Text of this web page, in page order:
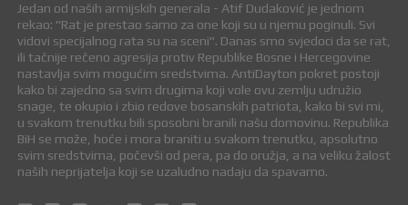
Jedan od naših armijskih generala - Atif Dudaković je jednom
rekao: "Rat je prestao samo za one koji su u njemu poginuli. Svi
vidovi specijalnog rata su na sceni". Danas smo svjedoci da se rat,
ili tačnije rečeno agresija protiv Republike Bosne i Hercegovine
nastavlja svim mogućim sredstvima. AntiDayton pokret postoji
kako bi zajedno sa svim drugima koji vole ovu zemlju udružio
snage, te okupio i zbio redove bosanskih patriota, kako bi svi mi,
u svakom trenutku bili sposobni branili našu domovinu. Republika
BiH se može, hoće i mora braniti u svakom trenutku, apsolutno
svim sredstvima, počevši od pera, pa do oružja, a na veliku žalost
naših neprijatelja koji se uzaludno nadaju da spavamo.